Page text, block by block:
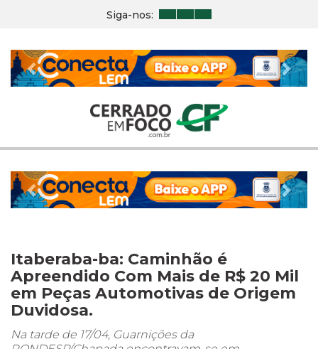
Siga-nos:
Previous Next
Previous Next
Itaberaba-ba: Caminhão é
Apreendido Com Mais de R$ 20 Mil
em Peças Automotivas de Origem
Duvidosa.
Na tarde de 17/04, Guarnições da